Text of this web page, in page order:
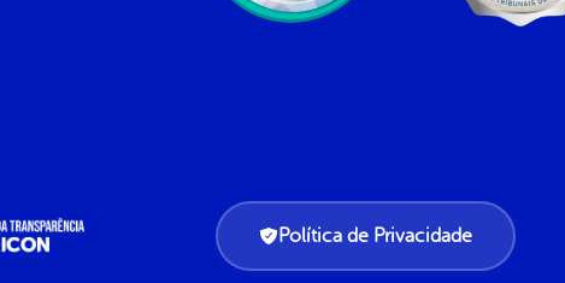
Política de Privacidade